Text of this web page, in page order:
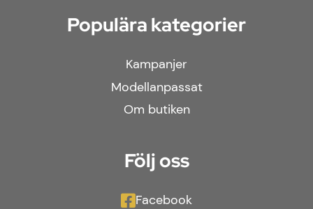
Populära kategorier
Kampanjer
Modellanpassat
Om butiken
Följ oss
Facebook